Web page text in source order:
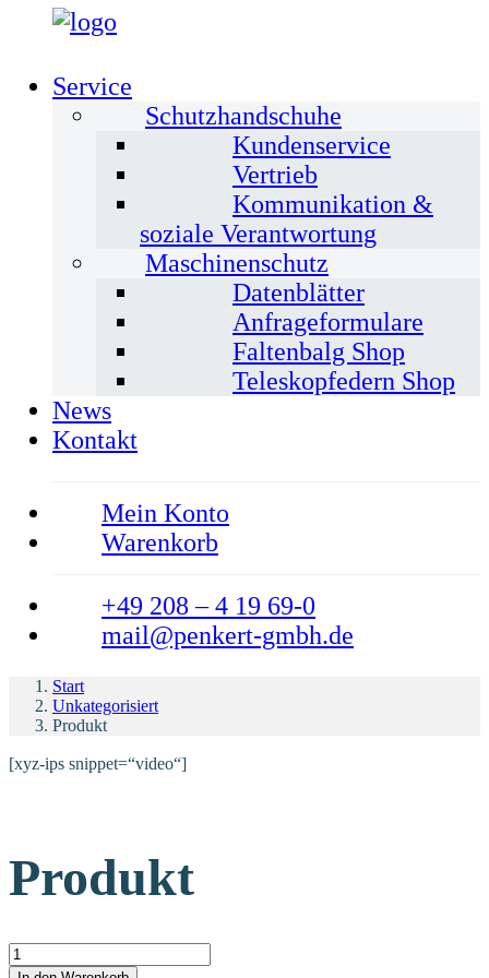
Service
Schutzhandschuhe
Kundenservice
Vertrieb
Kommunikation &
soziale Verantwortung
Maschinenschutz
Datenblätter
Anfrageformulare
Faltenbalg Shop
Teleskopfedern Shop
News
Kontakt
Mein Konto
Warenkorb
+49 208 – 4 19 69-0
mail@penkert-gmbh.de
Start
Unkategorisiert
Produkt
[xyz-ips snippet=“video“]
Produkt
Produkt Menge